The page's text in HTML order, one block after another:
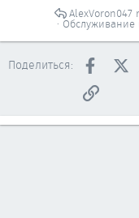
Обслуживание
AlexVoron047
Поделиться:
Ссылка